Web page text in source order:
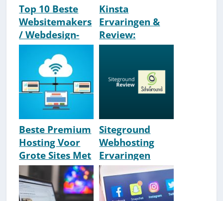
Top 10 Beste
Websitemakers
/ Webdesign-
Bureaus Van
Nederland
[2026 Update]
Kinsta
Ervaringen &
Review:
Zoveelste
Hosting Of
TOP?
Beste Premium
Hosting Voor
Grote Sites Met
Veel Traffic
[2026]
Siteground
Webhosting
Ervaringen
Nederland
[Eerlijke
Review] [2026]